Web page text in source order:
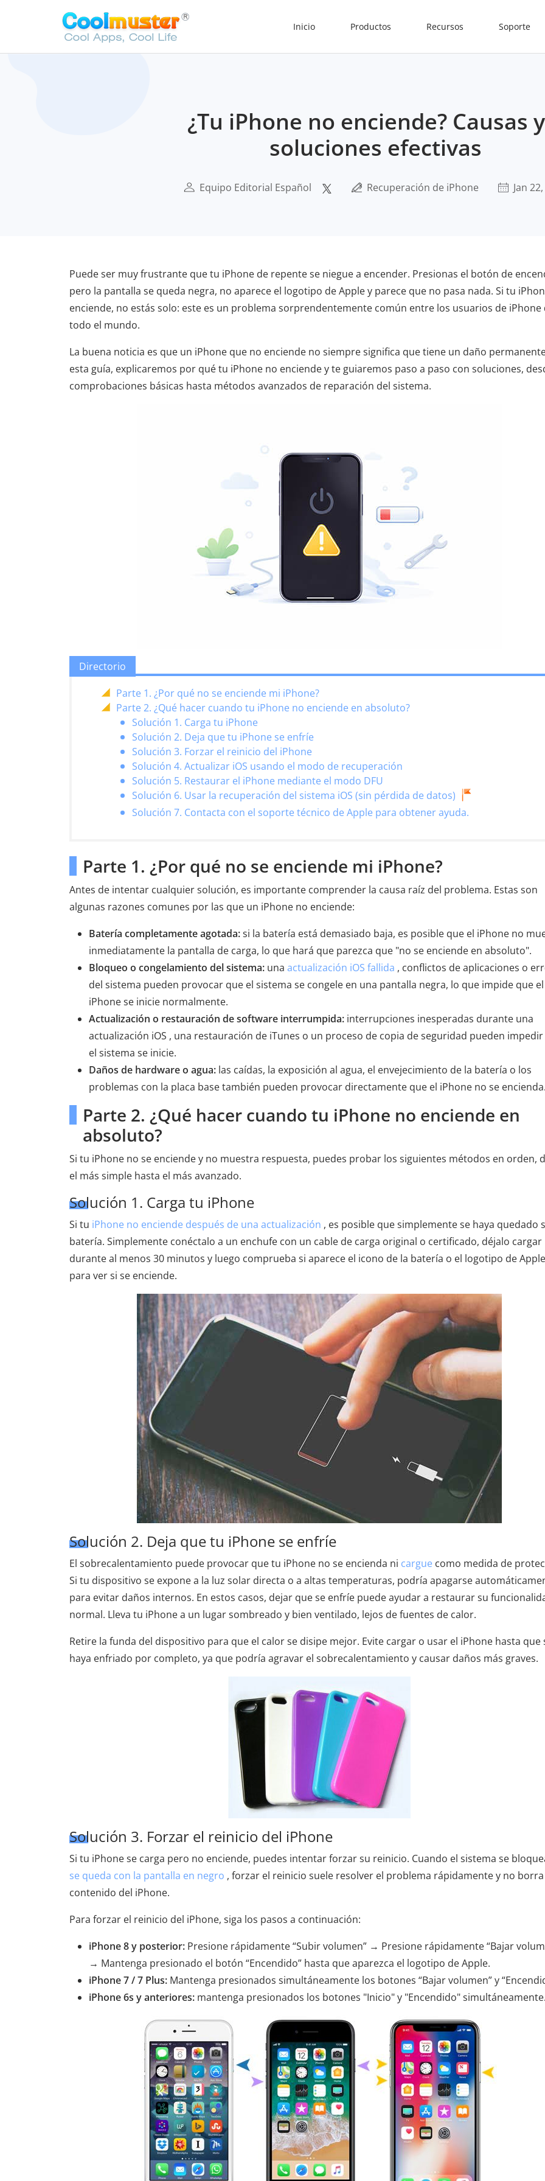
Inicio Productos Recursos Soporte
¿Tu iPhone no enciende? Causas
soluciones efectivas
Equipo Editorial Español Recuperación de iPhone Jan
Puede ser muy frustrante que tu iPhone de repente se niegue a encender. Presionas el botón de
pero la pantalla se queda negra, no aparece el logotipo de Apple y parece que no pasa nada. Si tu
enciende, no estás solo: este es un problema sorprendentemente común entre los usuarios de iPhone
todo el mundo.
La buena noticia es que un iPhone que no enciende no siempre significa que tiene un daño
esta guía, explicaremos por qué tu iPhone no enciende y te guiaremos paso a paso con soluciones,
comprobaciones básicas hasta métodos avanzados de reparación del sistema.
Directorio
Parte 1. ¿Por qué no se enciende mi iPhone?
Parte 2. ¿Qué hacer cuando tu iPhone no enciende en absoluto?
Solución 1. Carga tu iPhone
Solución 2. Deja que tu iPhone se enfríe
Solución 3. Forzar el reinicio del iPhone
Solución 4. Actualizar iOS usando el modo de recuperación
Solución 5. Restaurar el iPhone mediante el modo DFU
Solución 6. Usar la recuperación del sistema iOS (sin pérdida de datos)
Solución 7. Contacta con el soporte técnico de Apple para obtener ayuda.
Parte 1. ¿Por qué no se enciende mi iPhone?
Antes de intentar cualquier solución, es importante comprender la causa raíz del problema. Estas son
algunas razones comunes por las que un iPhone no enciende:
Batería completamente agotada:si la batería está demasiado baja, es posible que el iPhone no
inmediatamente la pantalla de carga, lo que hará que parezca que "no se enciende en absoluto".
Bloqueo o congelamiento del sistema: una actualización iOS fallida , conflictos de aplicaciones o
del sistema pueden provocar que el sistema se congele en una pantalla negra, lo que impide que el
iPhone se inicie normalmente.
Actualización o restauración de software interrumpida: interrupciones inesperadas durante una
actualización iOS , una restauración de iTunes o un proceso de copia de seguridad pueden
el sistema se inicie.
Daños de hardware o agua: las caídas, la exposición al agua, el envejecimiento de la batería o los
problemas con la placa base también pueden provocar directamente que el iPhone no se encienda.
Parte 2. ¿Qué hacer cuando tu iPhone no enciende en
absoluto?
Si tu iPhone no se enciende y no muestra respuesta, puedes probar los siguientes métodos en orden,
el más simple hasta el más avanzado.
Solución 1. Carga tu iPhone
Si tu iPhone no enciende después de una actualización , es posible que simplemente se haya quedado
batería. Simplemente conéctalo a un enchufe con un cable de carga original o certificado, déjalo cargar
durante al menos 30 minutos y luego comprueba si aparece el icono de la batería o el logotipo de Apple
para ver si se enciende.
Solución 2. Deja que tu iPhone se enfríe
El sobrecalentamiento puede provocar que tu iPhone no se encienda ni cargue como medida de
Si tu dispositivo se expone a la luz solar directa o a altas temperaturas, podría apagarse
para evitar daños internos. En estos casos, dejar que se enfríe puede ayudar a restaurar su
normal. Lleva tu iPhone a un lugar sombreado y bien ventilado, lejos de fuentes de calor.
Retire la funda del dispositivo para que el calor se disipe mejor. Evite cargar o usar el iPhone hasta que
haya enfriado por completo, ya que podría agravar el sobrecalentamiento y causar daños más graves.
Solución 3. Forzar el reinicio del iPhone
Si tu iPhone se carga pero no enciende, puedes intentar forzar su reinicio. Cuando el sistema se
se queda con la pantalla en negro , forzar el reinicio suele resolver el problema rápidamente y no borra
contenido del iPhone.
Para forzar el reinicio del iPhone, siga los pasos a continuación:
iPhone 8 y posterior: Presione rápidamente “Subir volumen” → Presione rápidamente “Bajar
→ Mantenga presionado el botón “Encendido” hasta que aparezca el logotipo de Apple.
iPhone 7 / 7 Plus: Mantenga presionados simultáneamente los botones “Bajar volumen” y
iPhone 6s y anteriores: mantenga presionados los botones "Inicio" y "Encendido" simultáneamente.